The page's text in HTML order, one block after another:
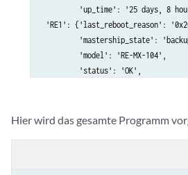
'up_time': '25 days, 8
'RE1': {'last_reboot_reason':
'mastership_state':
         'model': 'RE-MX-104',
         'status': 'OK',
Hier wird das gesamte Programm